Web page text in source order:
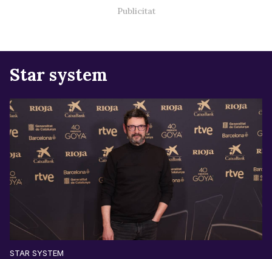
Star system
STAR SYSTEM